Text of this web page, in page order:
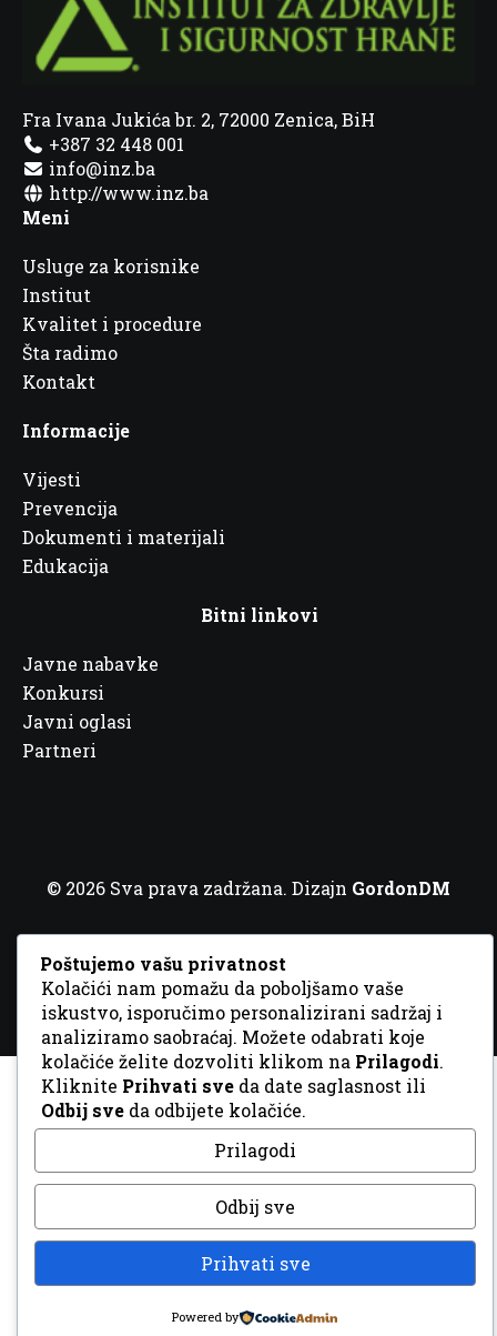
Fra Ivana Jukića br. 2, 72000 Zenica, BiH
+387 32 448 001
info@inz.ba
http://www.inz.ba
Meni
Usluge za korisnike
Institut
Kvalitet i procedure
Šta radimo
Kontakt
Informacije
Vijesti
Prevencija
Dokumenti i materijali
Edukacija
Bitni linkovi
Javne nabavke
Konkursi
Javni oglasi
Partneri
© 2026 Sva prava zadržana. Dizajn GordonDM
Poštujemo vašu privatnost
Kolačići nam pomažu da poboljšamo vaše
iskustvo, isporučimo personalizirani sadržaj i
analiziramo saobraćaj. Možete odabrati koje
kolačiće želite dozvoliti klikom na Prilagodi.
Kliknite Prihvati sve da date saglasnost ili
Odbij sve da odbijete kolačiće.
Prilagodi
Odbij sve
Prihvati sve
Powered by